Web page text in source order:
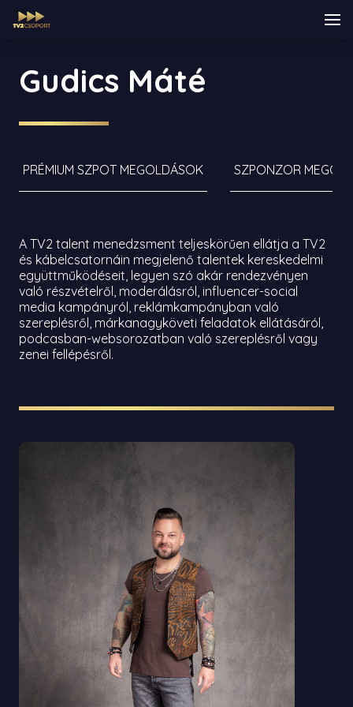
Gudics Máté
PRÉMIUM SZPOT MEGOLDÁSOK SZPONZOR
A TV2 talent menedzsment teljeskörűen ellátja a TV2
és kábelcsatornáin megjelenő talentek kereskedelmi
együttműködéseit, legyen szó akár rendezvényen
való részvételről, moderálásról, influencer-social
media kampányról, reklámkampányban való
szereplésről, márkanagyköveti feladatok ellátásáról,
podcasban-websorozatban való szereplésről vagy
zenei fellépésről.